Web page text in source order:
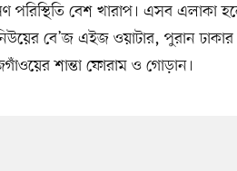
বেশ খারাপ। এসব এলাকা
বে’জ এইজ ওয়াটার, পুরান ঢাকার
শান্তা ফোরাম ও গোড়ান।